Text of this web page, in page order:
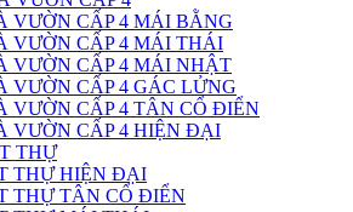
VƯỜN CẤP 4 MÁI BẰNG
VƯỜN CẤP 4 MÁI THÁI
VƯỜN CẤP 4 MÁI NHẬT
VƯỜN CẤP 4 GÁC LỬNG
VƯỜN CẤP 4 TÂN CỔ ĐIỂN
VƯỜN CẤP 4 HIỆN ĐẠI
THỰ
THỰ HIỆN ĐẠI
THỰ TÂN CỔ ĐIỂN